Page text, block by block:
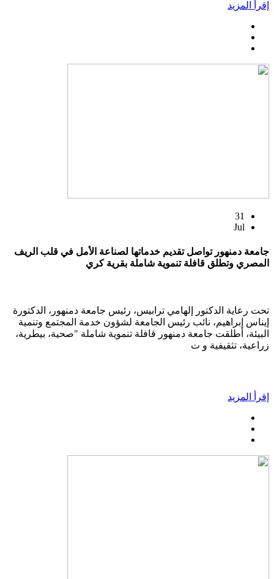
إقرأ المزيد
31
Jul
جامعة دمنهور تواصل تقديم خدماتها لصناعة الأمل في قلب الريف
المصري وتطلق قافلة تنموية شاملة بقرية كري
تحت رعاية الدكتور إلهامي ترابيس، رئيس جامعة دمنهور، الدكتورة
إيناس إبراهيم، نائب رئيس الجامعة لشؤون خدمة المجتمع وتنمية
البيئة، أطلقت جامعة دمنهور قافلة تنموية شاملة "صحية، بيطرية،
زراعية، تثقيفية و ت
إقرأ المزيد